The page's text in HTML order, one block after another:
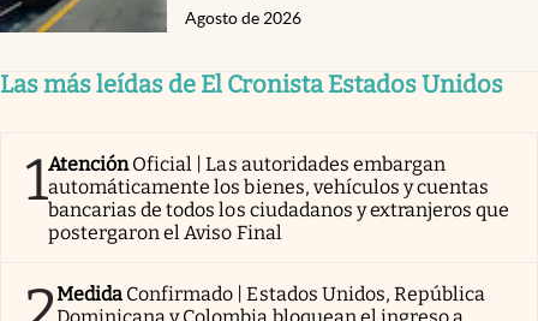
Agosto de 2026
Las más leídas de El Cronista Estados Unidos
1AtenciónOficial | Las autoridades embargan
automáticamente los bienes, vehículos y cuentas
bancarias de todos los ciudadanos y extranjeros que
postergaron el Aviso Final
Medida Confirmado | Estados Unidos, República